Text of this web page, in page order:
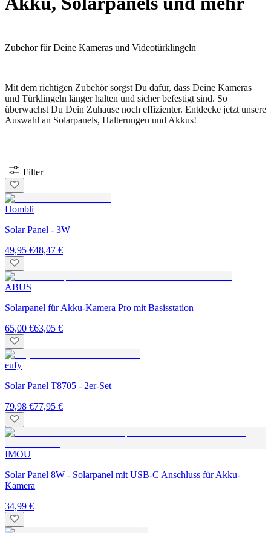
Zubehör für Deine Kameras und Videotürklingeln
Mit dem richtigen Zubehör sorgst Du dafür, dass Deine Kameras
und Türklingeln länger halten und sicher befestigt sind. So
überwachst Du Dein Zuhause noch effizienter. Entdecke jetzt unsere
Auswahl an Solarpanels, Halterungen und Akkus!
Filter
Hombli
Solar Panel - 3W
49,95 €48,47 €
ABUS
Solarpanel für Akku-Kamera Pro mit Basisstation
65,00 €63,05 €
eufy
Solar Panel T8705 - 2er-Set
79,98 €77,95 €
IMOU
Solar Panel 8W - Solarpanel mit USB-C Anschluss für Akku-
Kamera
34,99 €